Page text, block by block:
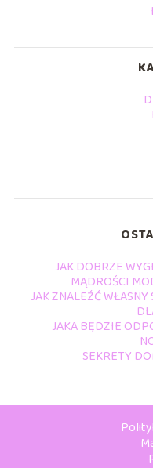
JAK DOBRZE
MĄDROŚCI
JAK ZNALEŹĆ
JAKA BĘDZIE
SEKRETY